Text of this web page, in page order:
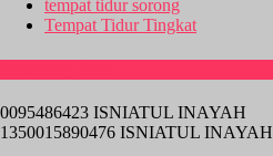
tempat tidur sorong
Tempat Tidur Tingkat
0095486423 ISNIATUL INAYAH
1350015890476 ISNIATUL INAYAH